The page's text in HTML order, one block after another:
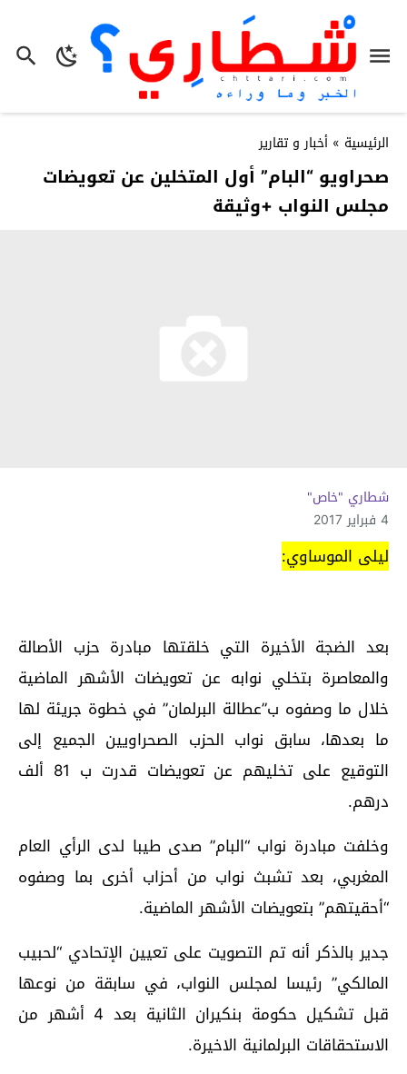
الرئيسية » أخبار و تقارير
صحراويو “البام” أول المتخلين عن تعويضات
مجلس النواب +وثيقة
شطاري "خاص"
4 فبراير 2017
ليلى الموساوي:
بعد الضجة الأخيرة التي خلقتها مبادرة حزب الأصالة
والمعاصرة بتخلي نوابه عن تعويضات الأشهر الماضية
خلال ما وصفوه ب”عطالة البرلمان” في خطوة جريئة لها
ما بعدها، سابق نواب الحزب الصحراويين الجميع إلى
التوقيع على تخليهم عن تعويضات قدرت ب 81 ألف
درهم.
وخلفت مبادرة نواب “البام” صدى طيبا لدى الرأي العام
المغربي، بعد تشبث نواب من أحزاب أخرى بما وصفوه
“أحقيتهم” بتعويضات الأشهر الماضية.
جدير بالذكر أنه تم التصويت على تعيين الإتحادي “لحبيب
المالكي” رئيسا لمجلس النواب، في سابقة من نوعها
قبل تشكيل حكومة بنكيران الثانية بعد 4 أشهر من
الاستحقاقات البرلمانية الاخيرة.